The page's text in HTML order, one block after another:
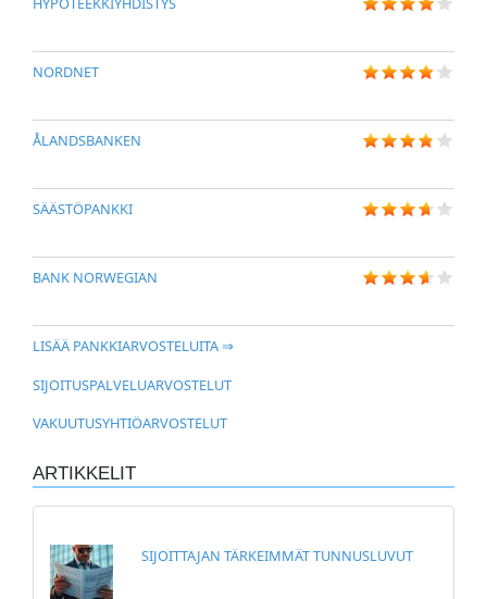
NORDNET
ÅLANDSBANKEN
SÄÄSTÖPANKKI
BANK NORWEGIAN
LISÄÄ PANKKIARVOSTELUITA ⇒
SIJOITUSPALVELUARVOSTELUT
VAKUUTUSYHTIÖARVOSTELUT
ARTIKKELIT
SIJOITTAJAN TÄRKEIMMÄT TUNNUSLUVUT